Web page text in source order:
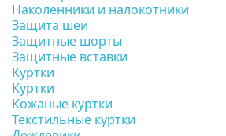
Наколенники и налокотники
Защита шеи
Защитные шорты
Защитные вставки
Куртки
Куртки
Кожаные куртки
Текстильные куртки